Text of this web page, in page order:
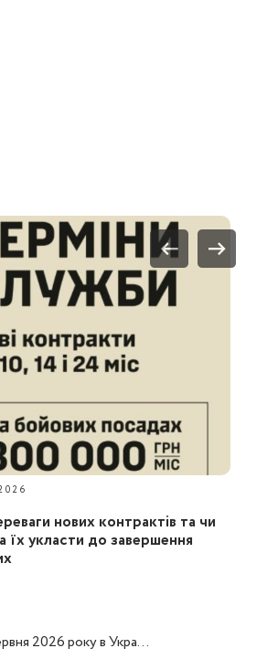
нових контрактів та чи
їх укласти до завершення
2026 року в Укра...